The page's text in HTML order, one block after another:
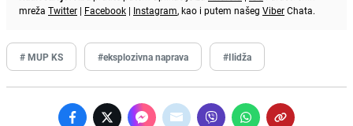
mreža Twitter | Facebook | Instagram, kao i putem našeg ViberChata.
# MUP KS #eksplozivna naprava #Ilidža